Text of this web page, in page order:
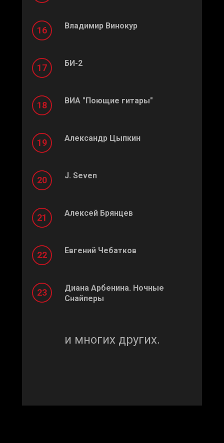
Владимир Винокур
БИ-2
ВИА "Поющие гитары"
Александр Цыпкин
J. Seven
Алексей Брянцев
Евгений Чебатков
Диана Арбенина. Ночные
Снайперы
и многих других.